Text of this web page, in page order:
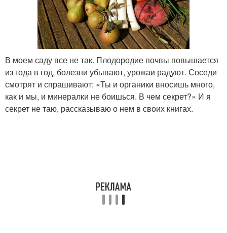
В моем саду все не так. Плодородие почвы повышается
из года в год, болезни убывают, урожаи радуют. Соседи
смотрят и спрашивают: «Ты и органики вносишь много,
как и мы, и минералки не боишься. В чем секрет?» И я
секрет не таю, рассказываю о нем в своих книгах.